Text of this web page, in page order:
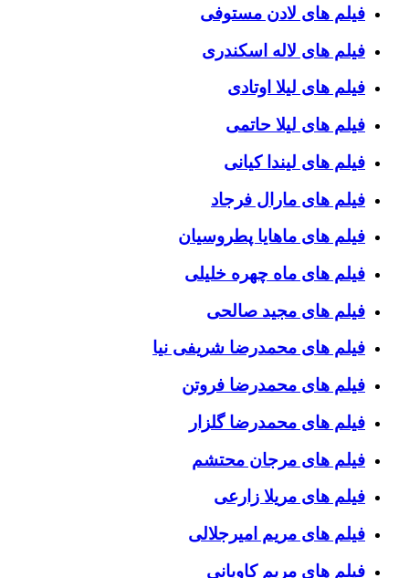
فیلم های لادن مستوفی
فیلم های لاله اسکندری
فیلم های لیلا اوتادی
فیلم های لیلا حاتمی
فیلم های لیندا کیانی
فیلم های مارال فرجاد
فیلم های ماهایا پطروسیان
فیلم های ماه چهره خلیلی
فیلم های مجید صالحی
فیلم های محمدرضا شریفی نیا
فیلم های محمدرضا فروتن
فیلم های محمدرضا گلزار
فیلم های مرجان محتشم
فیلم های مریلا زارعی
فیلم های مریم امیرجلالی
فیلم های مریم کاویانی